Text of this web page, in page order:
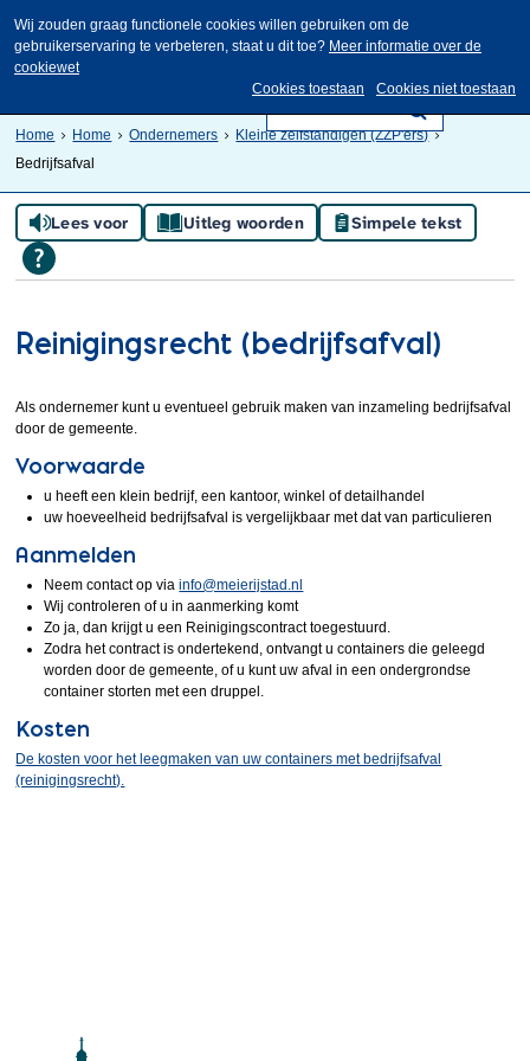
Wij zouden graag functionele cookies willen gebruiken om de
gebruikerservaring te verbeteren, staat u dit toe? Meer informatie over de
cookiewet
Cookies toestaan
Cookies niet toestaan
Home Home Ondernemers
Kleine zelfstandigen (ZZP'ers)
Bedrijfsafval
Lees voor Uitleg woorden Simpele tekst
Reinigingsrecht (bedrijfsafval)
Als ondernemer kunt u eventueel gebruik maken van inzameling bedrijfsafval
door de gemeente.
Voorwaarde
u heeft een klein bedrijf, een kantoor, winkel of detailhandel
uw hoeveelheid bedrijfsafval is vergelijkbaar met dat van particulieren
Aanmelden
Neem contact op viainfo@meierijstad.nl
Wij controleren of u in aanmerking komt
Zo ja, dan krijgt u een Reinigingscontract toegestuurd.
Zodra het contract is ondertekend, ontvangt u containers die geleegd
worden door de gemeente, of u kunt uw afval in een ondergrondse
container storten met een druppel.
Kosten
De kosten voor het leegmaken van uw containers met bedrijfsafval
(reinigingsrecht).